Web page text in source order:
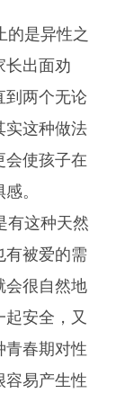
是异性之
长出面劝
到两个无论
实这种做法
会使孩子在
。
这种天然
有被爱的需
会很自然地
安全，又
青春期对性
容易产生性